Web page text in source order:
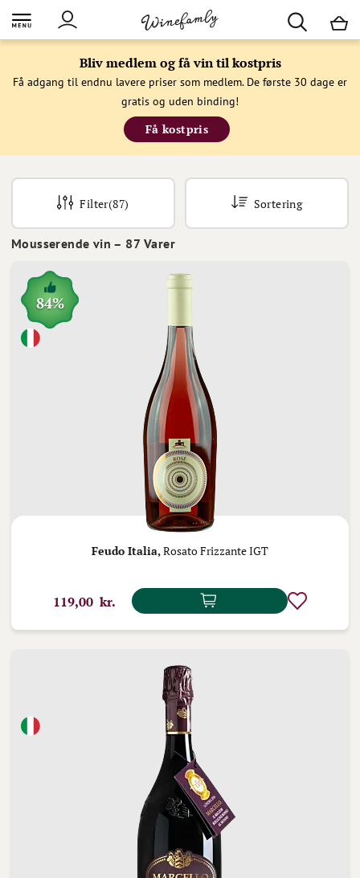
Bliv medlem og få vin til kostpris
Få adgang til endnu lavere priser som medlem. De første 30 dage er
gratis og uden binding!
Få kostpris
Mousserende vin – 87 Varer
Filter(87) Sortering
84%
Feudo Italia, Rosato Frizzante IGT
119,00 kr.